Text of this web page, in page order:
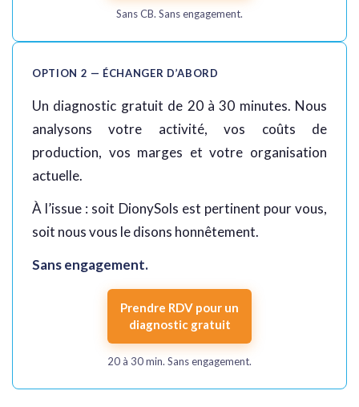
Sans CB. Sans engagement.
OPTION 2 — ÉCHANGER D’ABORD
Un diagnostic gratuit de 20 à 30 minutes. Nous
analysons votre activité, vos coûts de
production, vos marges et votre organisation
actuelle.
À l’issue : soit DionySols est pertinent pour vous,
soit nous vous le disons honnêtement.
Sans engagement.
Prendre RDV pour un
diagnostic gratuit
20 à 30 min. Sans engagement.